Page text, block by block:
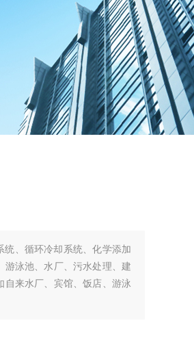
统、循环冷却系统、化学添加
游泳池、水厂、污水处理、建
自来水厂、宾馆、饭店、游泳